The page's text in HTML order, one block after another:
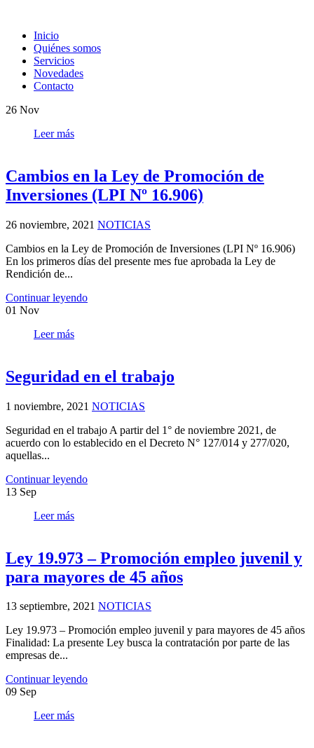
Inicio
Quiénes somos
Servicios
Novedades
Contacto
26 Nov
Leer más
Cambios en la Ley de Promoción de
Inversiones (LPI Nº 16.906)
26 noviembre, 2021 NOTICIAS
Cambios en la Ley de Promoción de Inversiones (LPI Nº 16.906)
En los primeros días del presente mes fue aprobada la Ley de
Rendición de...
Continuar leyendo
01 Nov
Leer más
Seguridad en el trabajo
1 noviembre, 2021 NOTICIAS
Seguridad en el trabajo A partir del 1° de noviembre 2021, de
acuerdo con lo establecido en el Decreto N° 127/014 y 277/020,
aquellas...
Continuar leyendo
13 Sep
Leer más
Ley 19.973 – Promoción empleo juvenil y
para mayores de 45 años
13 septiembre, 2021 NOTICIAS
Ley 19.973 – Promoción empleo juvenil y para mayores de 45 años
Finalidad: La presente Ley busca la contratación por parte de las
empresas de...
Continuar leyendo
09 Sep
Leer más